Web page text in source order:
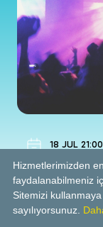
18 JUL 21:00
Concert
Çotanak
Hizmetlerimizden
faydalanabilmeniz
Sitemizi
sayılıyorsunuz.